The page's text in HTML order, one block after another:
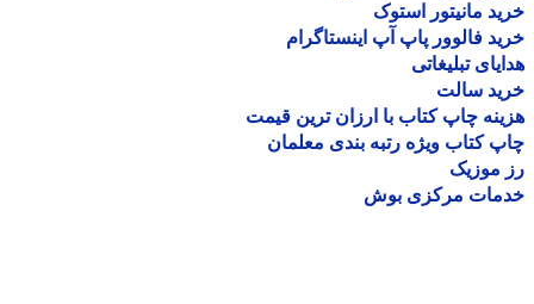
مانیتور استوک
فالوور پاپ آپ اینستاگرام
تبلیغاتی
سالت
چاپ کتاب با ارزان ترین قیمت
کتاب ویژه رتبه بندی معلمان
موزیک
مرکزی بوش